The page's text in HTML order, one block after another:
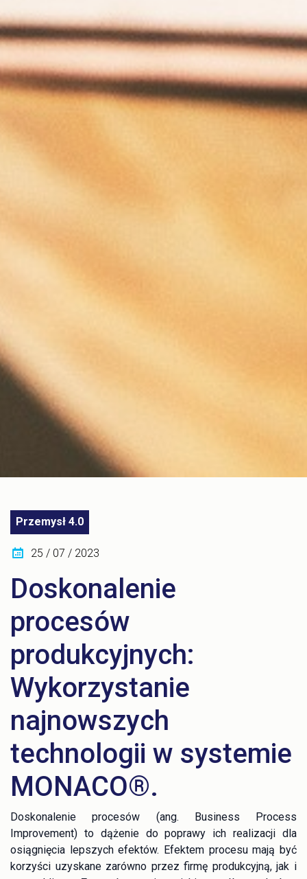
Przemysł 4.0
25 / 07 / 2023
Doskonalenie
procesów
produkcyjnych:
Wykorzystanie
najnowszych
technologii w systemie
MONACO®.
Doskonalenie procesów (ang. Business Process
Improvement) to dążenie do poprawy ich realizacji dla
osiągnięcia lepszych efektów. Efektem procesu mają być
korzyści uzyskane zarówno przez firmę produkcyjną, jak i